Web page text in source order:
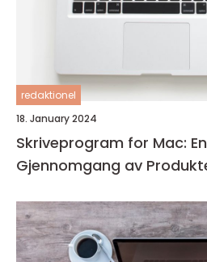
redaktionel
18. January 2024
Skriveprogram for Mac:
Gjennomgang av